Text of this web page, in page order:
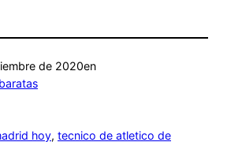
de 2020en
hoy, tecnico de atletico de